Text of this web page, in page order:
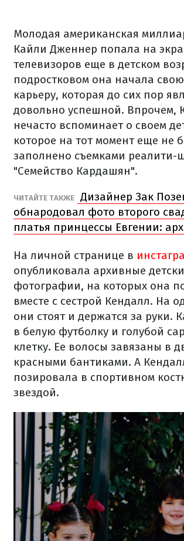
Молодая американская
Кайли Дженнер попала на
телевизоров еще в детском
подростковом она начала
карьеру, которая до сих пор
довольно успешной. Впрочем,
нечасто вспоминает о своем
которое на тот момент еще не
заполнено съемками реалити-
"Семейство Кардашян".
ЧИТАЙТЕ ТАКЖЕ
Дизайнер Зак
обнародовал фото второго
платья принцессы Евгении:
На личной странице в
опубликовала архивные
фотографии, на которых она
вместе с сестрой Кендалл. На
они стоят и держатся за руки.
в белую футболку и голубой
клетку. Ее волосы завязаны в
красными бантиками. А
позировала в спортивном
звездой.